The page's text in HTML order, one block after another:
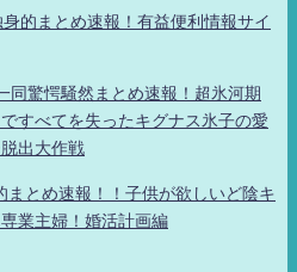
まとめ速報！有益便利情報サイ
同驚愕騒然まとめ速報！超氷河期
すべてを失ったキグナス氷子の愛
出大作戦
まとめ速報！！子供が欲しいど陰キ
業主婦！婚活計画編